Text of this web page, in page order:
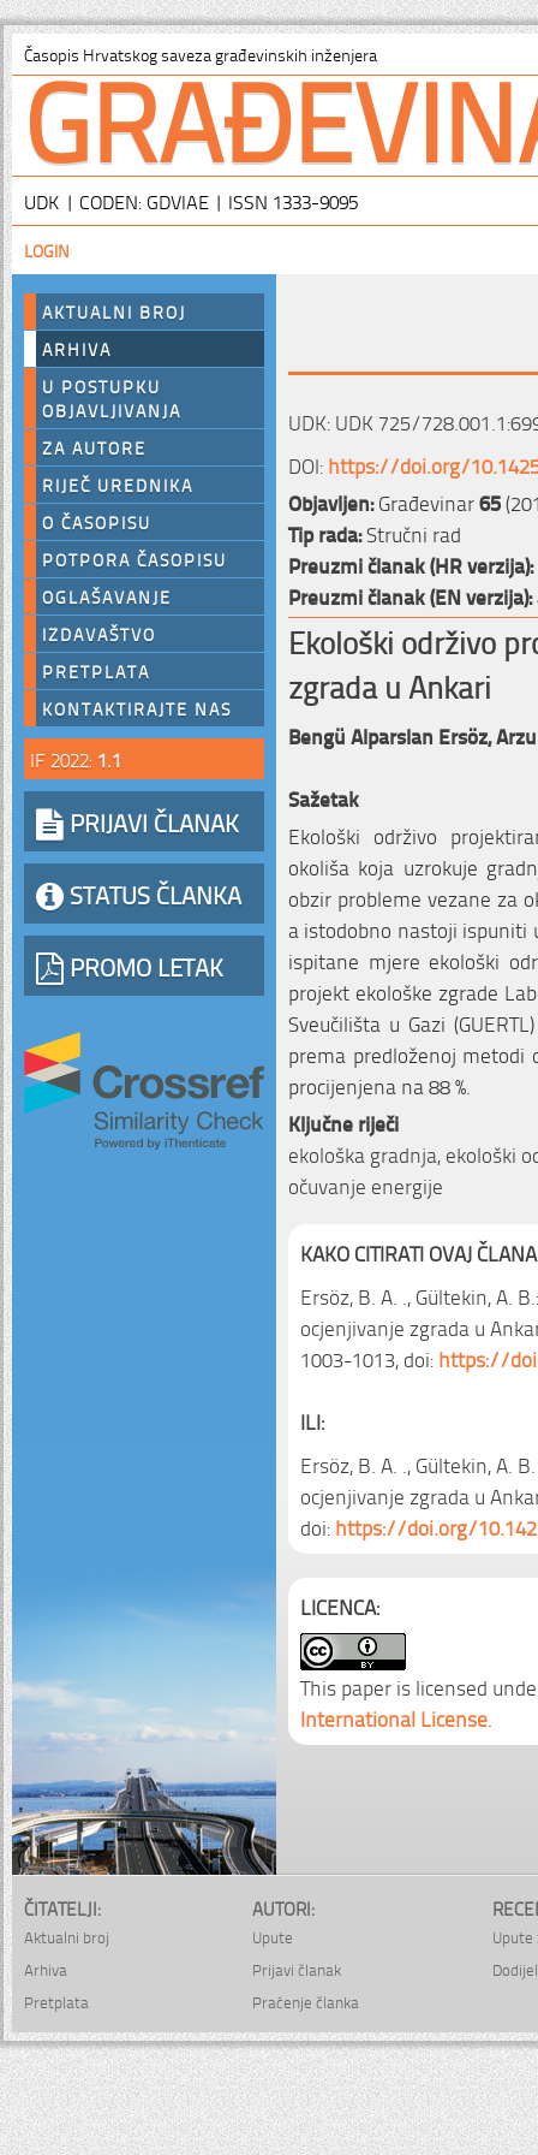
Časopis Hrvatskog saveza građevinskih inženjera
UDK | CODEN: GDVIAE | ISSN 1333-9095
LOGIN
AKTUALNI BROJ
ARHIVA
U POSTUPKU
OBJAVLJIVANJA
ZA AUTORE
RIJEČ UREDNIKA
O ČASOPISU
POTPORA ČASOPISU
OGLAŠAVANJE
IZDAVAŠTVO
PRETPLATA
KONTAKTIRAJTE NAS
IF 2022: 1.1
PRIJAVI ČLANAK
STATUS ČLANKA
PROMO LETAK
UDK: UDK 725/
DOI:https://doi.org/
Objavljen:Građevinar65
Tip rada:Stručni rad
Preuzmi članak (HR verzija):
Preuzmi članak (EN verzija):
Ekološki održivo
zgrada u Ankari
Bengü Alparslan Ersöz,
Sažetak
Ekološki održivo
okoliša koja uzrokuje
obzir probleme vezane za
a istodobno nastoji ispuniti
ispitane mjere ekološki
projekt ekološke zgrade
Sveučilišta u Gazi
prema predloženoj metodi
procijenjena na 88 %.
Ključne riječi
ekološka gradnja, ekološki
očuvanje energije
KAKO CITIRATI OVAJ
Ersöz, B. A. ., Gültekin, A.
ocjenjivanje zgrada u
1003-1013, doi:https://
ILI:
Ersöz, B. A. ., Gültekin, A.
ocjenjivanje zgrada u
doi:https://doi.org/
LICENCA:
This paper is licensed
International License
ČITATELJI:
Aktualni broj
Arhiva
Pretplata
AUTORI:
Upute
Prijavi članak
Praćenje članka
Upute